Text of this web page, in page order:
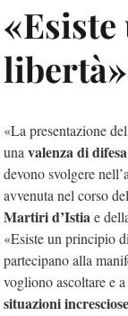
libertà»
«La presentazione
una valenza di
devono svolgere
avvenuta nel corso
Martiri d’Istiae
«Esiste un principio di
partecipano alla
vogliono ascoltare e
situazioni incresciose